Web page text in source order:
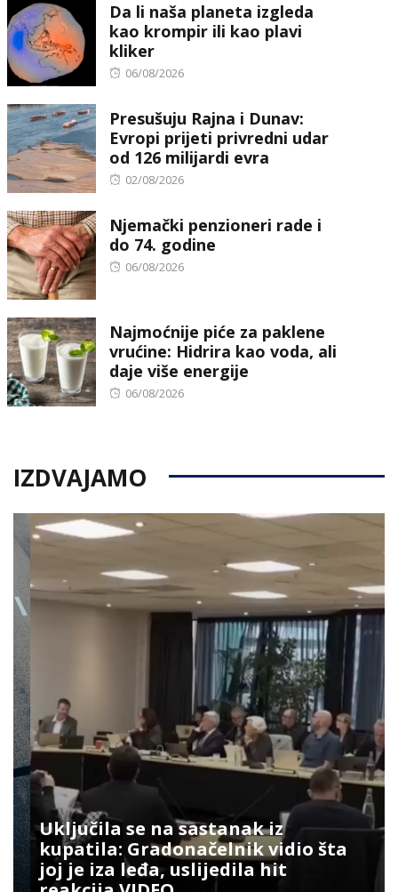
Da li naša planeta izgleda
kao krompir ili kao plavi
kliker
Posted
06/08/2026
Presušuju Rajna i Dunav:
Evropi prijeti privredni udar
od 126 milijardi evra
Posted
02/08/2026
Njemački penzioneri rade i
do 74. godine
Posted
06/08/2026
Najmoćnije piće za paklene
vrućine: Hidrira kao voda, ali
daje više energije
Posted
06/08/2026
IZDVAJAMO
Uključila se na sastanak iz
kupatila: Gradonačelnik vidio šta
joj je iza leđa, uslijedila hit